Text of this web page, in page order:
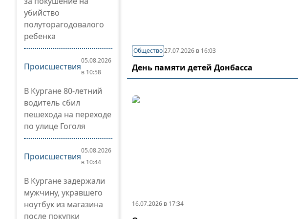
убийство
полуторагодовалого
ребенка
Происшествия
05.08.2026
в 10:58
В Кургане 80-летний
водитель сбил
пешехода на переходе
по улице Гоголя
Происшествия
05.08.2026
в 10:44
В Кургане задержали
мужчину, укравшего
ноутбук из магазина
после покупки
Общество27.07.2026 в 16:03
День памяти детей Донбасса
16.07.2026 в 17:34